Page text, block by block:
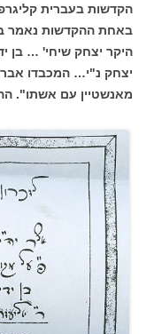
הקדשות בעברית
באחת ההקדשות נאמר
היקר יצחק שיחי' … בן
יצחק נ"י… המכבדו
מאנשטיין עם אשתו".